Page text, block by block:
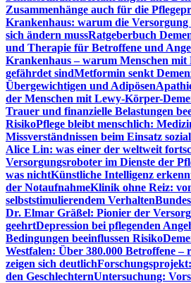
Zusammenhänge auch für die
Krankenhaus: warum die Versorgung
sich ändern mussRatgeberbuch
und Therapie für Betroffene und
Krankenhaus – warum Menschen mit
gefährdet sindMetformin senkt
Übergewichtigen und Adipösen
der Menschen mit Lewy-Körper-
Trauer und finanzielle Belastungen
RisikoPflege bleibt menschlich:
Missverständnissen beim Einsatz
Alice Lin: was einer der weltweit
Versorgungsroboter im Dienste der
was nichtKünstliche Intelligenz
der NotaufnahmeKlinik ohne Reiz:
selbststimulierendem Verhalten
Dr. Elmar Gräßel: Pionier der
geehrtDepression bei pflegenden
Bedingungen beeinflussen Risiko
Westfalen: Über 380.000 Betroffene –
zeigen sich deutlich
den GeschlechternUntersuchung: